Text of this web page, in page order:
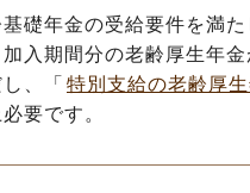
礎年金の受給要件を満
入期間分の老齢厚生年金
、「 特別支給の老齢厚
要です。